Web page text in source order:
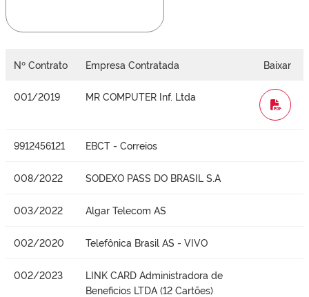
Nº Contrato Empresa Contratada Baixar
001/2019 MR COMPUTER Inf. Ltda
WORD
9912456121 EBCT - Correios
008/2022 SODEXO PASS DO BRASIL S.A
003/2022 Algar Telecom AS
002/2020 Telefônica Brasil AS - VIVO
002/2023
LINK CARD Administradora de
Beneficios LTDA (12 Cartões)